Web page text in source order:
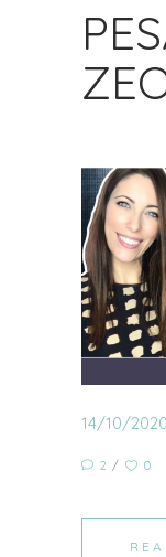
14/10/2020
2 0